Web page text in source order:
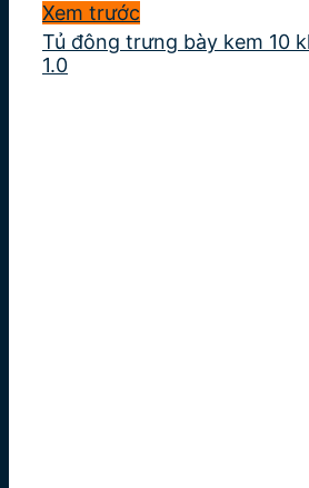
Xem trước
Tủ đông trưng bày kem 10
1.0